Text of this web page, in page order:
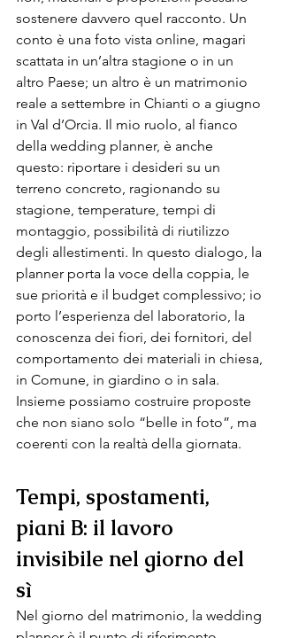
sostenere davvero quel racconto. Un
conto è una foto vista online, magari
scattata in un’altra stagione o in un
altro Paese; un altro è un matrimonio
reale a settembre in Chianti o a giugno
in Val d’Orcia. Il mio ruolo, al fianco
della wedding planner, è anche
questo: riportare i desideri su un
terreno concreto, ragionando su
stagione, temperature, tempi di
montaggio, possibilità di riutilizzo
degli allestimenti. In questo dialogo, la
planner porta la voce della coppia, le
sue priorità e il budget complessivo; io
porto l’esperienza del laboratorio, la
conoscenza dei fiori, dei fornitori, del
comportamento dei materiali in chiesa,
in Comune, in giardino o in sala.
Insieme possiamo costruire proposte
che non siano solo “belle in foto”, ma
coerenti con la realtà della giornata.
Tempi, spostamenti,
piani B: il lavoro
invisibile nel giorno del
sì
Nel giorno del matrimonio, la wedding